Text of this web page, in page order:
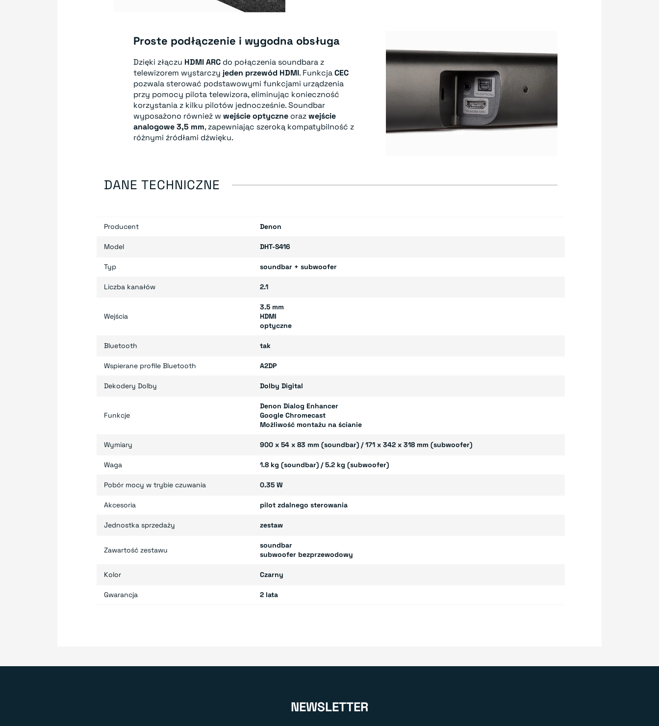
Proste podłączenie i wygodna obsługa
Dzięki złączu HDMI ARC do połączenia soundbara z
telewizorem wystarczy jeden przewód HDMI. FunkcjaCEC
pozwala sterować podstawowymi funkcjami urządzenia
przy pomocy pilota telewizora, eliminując konieczność
korzystania z kilku pilotów jednocześnie. Soundbar
wyposażono również w wejście optyczne orazwejście
analogowe 3,5 mm, zapewniając szeroką kompatybilność z
różnymi źródłami dźwięku.
DANE TECHNICZNE
Producent Denon
Model DHT-S416
Typ soundbar + subwoofer
Liczba kanałów 2.1
Wejścia
3.5 mm
HDMI
optyczne
Bluetooth tak
Wspierane profile Bluetooth A2DP
Dekodery Dolby Dolby Digital
Funkcje
Denon Dialog Enhancer
Google Chromecast
Możliwość montażu na ścianie
Wymiary 900 x 54 x 83 mm (soundbar) / 171 x 342 x 318 mm (subwoofer)
Waga 1.8 kg (soundbar) / 5.2 kg (subwoofer)
Pobór mocy w trybie czuwania 0.35 W
Akcesoria pilot zdalnego sterowania
Jednostka sprzedaży zestaw
Zawartość zestawu
soundbar
subwoofer bezprzewodowy
Kolor Czarny
Gwarancja 2 lata
NEWSLETTER